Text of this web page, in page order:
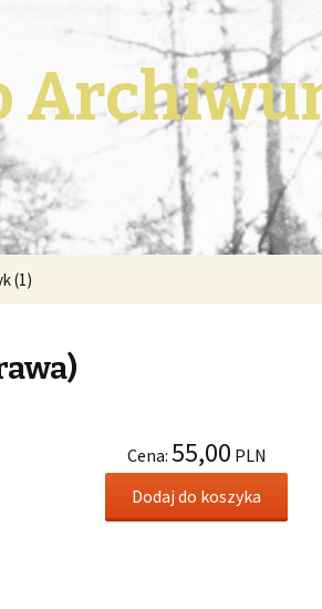
(1)
Cena: 55,00 PLN
Dodaj do koszyka